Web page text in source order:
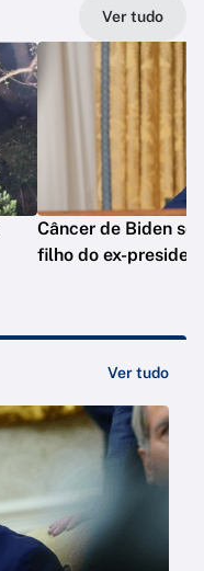
Ver tudo
Câncer de Biden se
filho do ex-
Ver tudo